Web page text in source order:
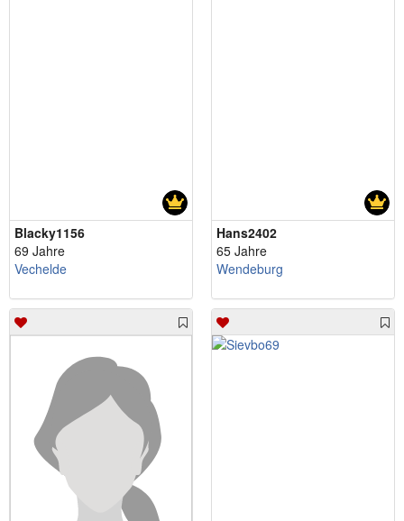
Blacky1156
69 Jahre
Vechelde
Hans2402
65 Jahre
Wendeburg